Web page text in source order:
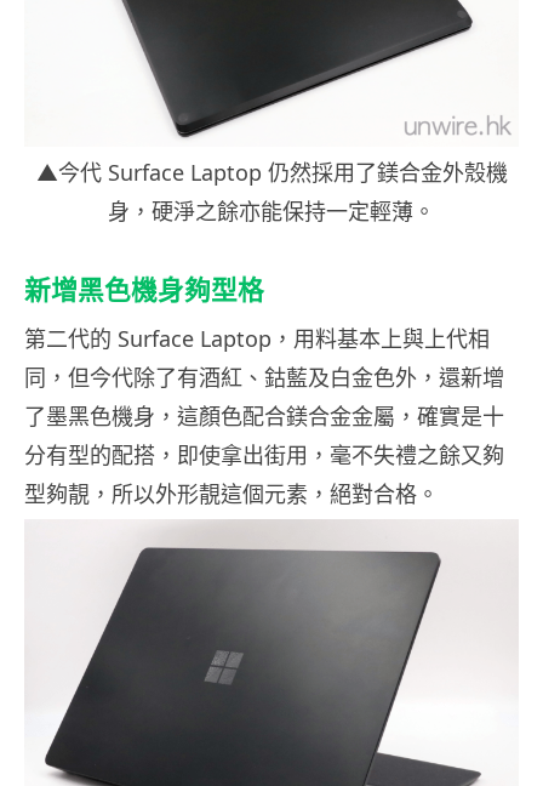
▲今代 Surface Laptop 仍然採用了鎂合金外殼機
身，硬淨之餘亦能保持一定輕薄。
新增黑色機身夠型格
第二代的 Surface Laptop，用料基本上與上代相
同，但今代除了有酒紅、鈷藍及白金色外，還新增
了墨黑色機身，這顏色配合鎂合金金屬，確實是十
分有型的配搭，即使拿出街用，毫不失禮之餘又夠
型夠靚，所以外形靚這個元素，絕對合格。